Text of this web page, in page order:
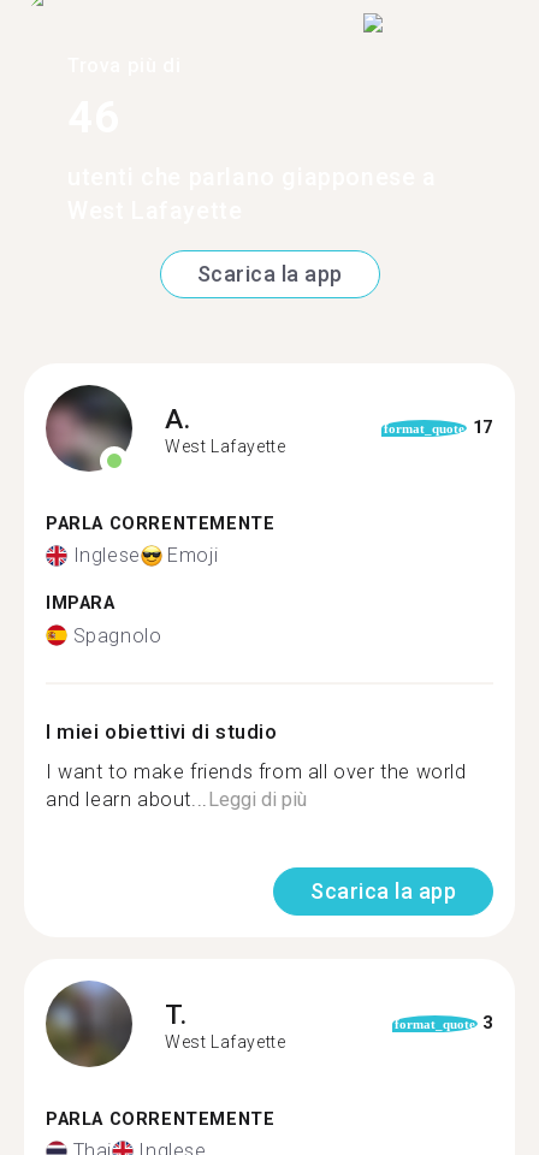
Scarica la app
A.
West Lafayette
format_quote 17
PARLA CORRENTEMENTE
Inglese Emoji
IMPARA
Spagnolo
I miei obiettivi di studio
I want to make friends from all over the world
and learn about... Leggi di più
Scarica la app
T.
West Lafayette
format_quote 3
PARLA CORRENTEMENTE